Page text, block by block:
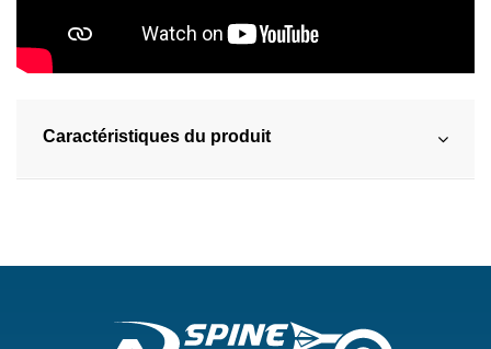
Caractéristiques du produit